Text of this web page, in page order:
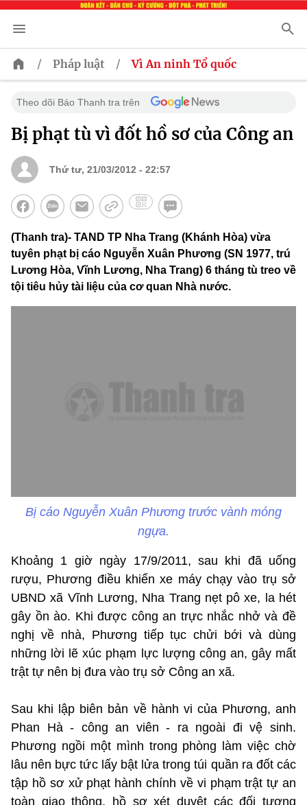
/ Pháp luật / Vì An ninh Tổ quốc
Theo dõi Báo Thanh tra trên
Bị phạt tù vì đốt hồ sơ của Công an
Thứ tư, 21/03/2012 - 22:57
(Thanh tra)- TAND TP Nha Trang (Khánh Hòa) vừa
tuyên phạt bị cáo Nguyễn Xuân Phương (SN 1977, trú
Lương Hòa, Vĩnh Lương, Nha Trang) 6 tháng tù treo về
tội tiêu hủy tài liệu của cơ quan Nhà nước.
Bị cáo Nguyễn Xuân Phương trước vành móng
ngựa.
Khoảng 1 giờ ngày 17/9/2011, sau khi đã uống
rượu, Phương điều khiển xe máy chạy vào trụ sở
UBND xã Vĩnh Lương, Nha Trang nẹt pô xe, la hét
gây ồn ào. Khi được công an trực nhắc nhở và đề
nghị về nhà, Phương tiếp tục chửi bới và dùng
những lời lẽ xúc phạm lực lượng công an, gây mất
trật tự nên bị đưa vào trụ sở Công an xã.
Sau khi lập biên bản về hành vi của Phương, anh
Phan Hà - công an viên - ra ngoài đi vệ sinh.
Phương ngồi một mình trong phòng làm việc chờ
lâu nên bực tức lấy bật lửa trong túi quần ra đốt các
tập hồ sơ xử phạt hành chính về vi phạm trật tự an
toàn giao thông, hồ sơ xét duyệt các đối tượng